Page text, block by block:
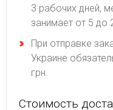
3 рабочих дней,
занимает от 5 до
При отправке
Украине
грн.
Стоимость